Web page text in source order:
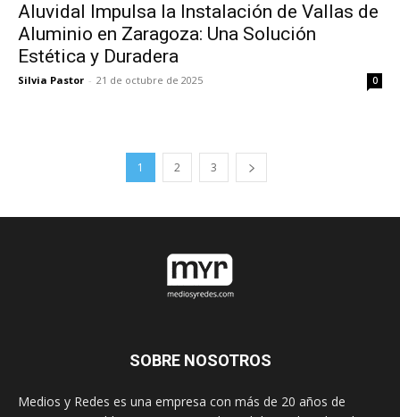
Aluvidal Impulsa la Instalación de Vallas de
Aluminio en Zaragoza: Una Solución
Estética y Duradera
Silvia Pastor - 21 de octubre de 2025 0
1 2 3
SOBRE NOSOTROS
Medios y Redes es una empresa con más de 20 años de